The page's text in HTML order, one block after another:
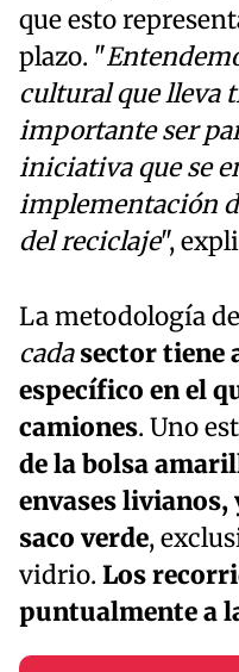
que esto
plazo. "
cultural que lleva
importante ser
iniciativa que se
implementación
del reciclaje",
La metodología
cadasector tiene
específico en el
camiones. Uno
de la bolsa
envases livianos,
saco verde,
vidrio. Los
puntualmente a